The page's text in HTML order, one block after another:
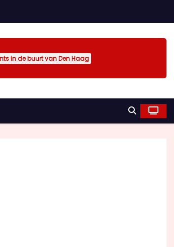
in de buurt van Den Haag